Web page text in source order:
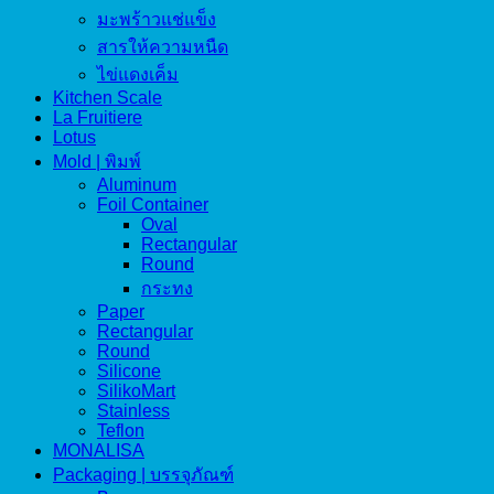
มะพร้าวแช่แข็ง
สารให้ความหนืด
ไข่แดงเค็ม
Kitchen Scale
La Fruitiere
Lotus
Mold | พิมพ์
Aluminum
Foil Container
Oval
Rectangular
Round
กระทง
Paper
Rectangular
Round
Silicone
SilikoMart
Stainless
Teflon
MONALISA
Packaging | บรรจุภัณฑ์